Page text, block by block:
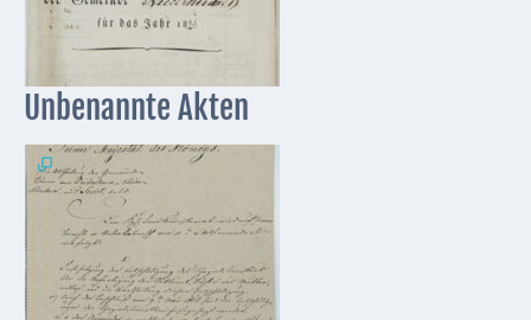
Unbenannte Akten